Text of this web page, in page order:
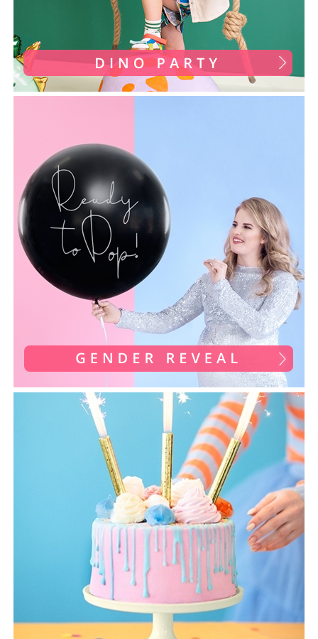
Petrecere Anii '20
Petrecere Mexicana
Petrecere Tropicala
Summer Party
Petrecere 40 Ani
Petrecere 50 ani
Ocazie
Craciun
Anul Nou
Gender Reveal
Baby Shower
Petrecere 1 An
Petreceri Aniversare